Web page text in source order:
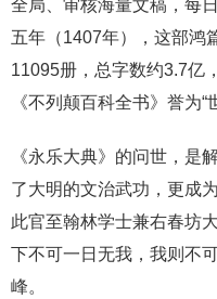
全局、审核海量文稿，每
五年（1407年），这部鸿
11095册，总字数约3.7亿
《不列颠百科全书》誉为“
《永乐大典》的问世，是
了大明的文治武功，更成
此官至翰林学士兼右春坊
下不可一日无我，我则不
峰。